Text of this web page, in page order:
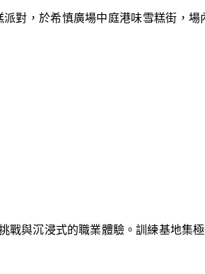
對，於希慎廣場中庭港味雪糕街，
戰與沉浸式的職業體驗。訓練基地集